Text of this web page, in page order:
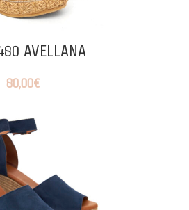
AVELLANA
80,00€